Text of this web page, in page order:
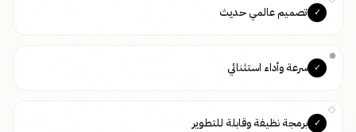
✓ تصميم عالمي حديث
✓ سرعة وأداء استثنائي
✓ برمجة نظيفة وقابلة للتطوير